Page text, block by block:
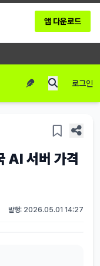
앱 다운로드
로그인
AI 서버 가격
발행: 2026.05.01 14:27